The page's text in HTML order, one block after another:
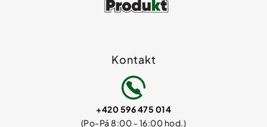
Kontakt
+420 596 475 014